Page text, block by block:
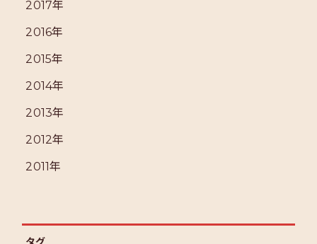
2017年
2016年
2015年
2014年
2013年
2012年
2011年